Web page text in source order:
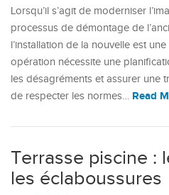
Lorsqu’il s’agit de moderniser
processus de démontage de
l’installation de la nouvelle est
opération nécessite une
les désagréments et assurer une
de respecter les normes… Read
Terrasse piscine :
les éclaboussures